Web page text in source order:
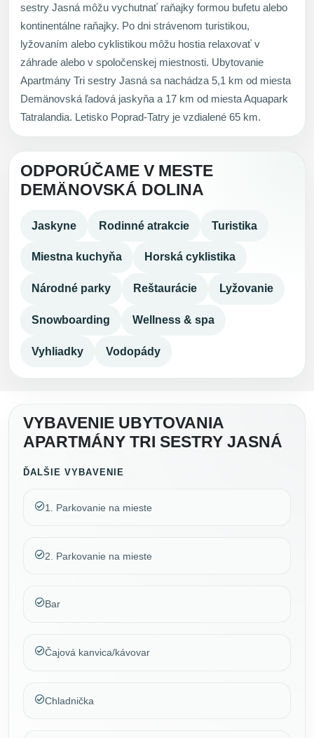
sestry Jasná môžu vychutnať raňajky formou bufetu alebo
kontinentálne raňajky. Po dni strávenom turistikou,
lyžovaním alebo cyklistikou môžu hostia relaxovať v
záhrade alebo v spoločenskej miestnosti. Ubytovanie
Apartmány Tri sestry Jasná sa nachádza 5,1 km od miesta
Demänovská ľadová jaskyňa a 17 km od miesta Aquapark
Tatralandia. Letisko Poprad-Tatry je vzdialené 65 km.
ODPORÚČAME V MESTE
DEMÄNOVSKÁ DOLINA
Jaskyne Rodinné atrakcie Turistika
Miestna kuchyňa Horská cyklistika
Národné parky Reštaurácie Lyžovanie
Snowboarding Wellness & spa
Vyhliadky Vodopády
VYBAVENIE UBYTOVANIA
APARTMÁNY TRI SESTRY JASNÁ
ĎALŠIE VYBAVENIE
1. Parkovanie na mieste
2. Parkovanie na mieste
Bar
Čajová kanvica/kávovar
Chladnička